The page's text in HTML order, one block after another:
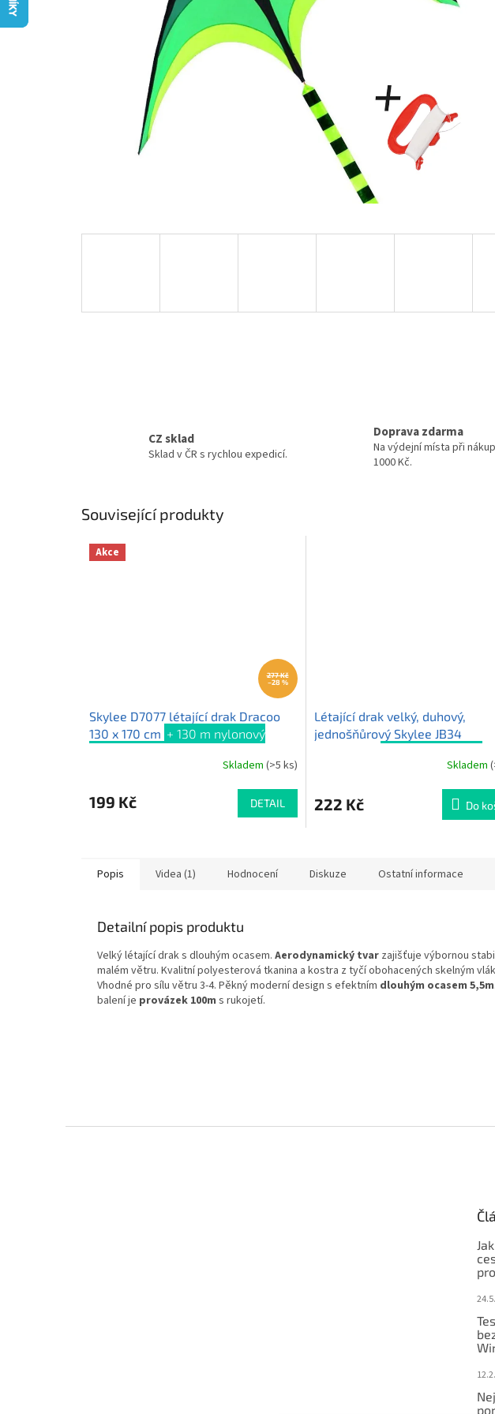
CZ sklad
Sklad v ČR s rychlou expedicí.
Doprava zdarma
Na výdejní místa při
1000 Kč.
Související produkty
Akce
277 Kč
–28 %
Skylee D7077 létající drak Dracoo
130 x 170 cm + 130 m nylonový
produktu
je
hvězdiček.
Skladem (>5 ks)
199 Kč DETAIL
Létající drak velký, duhový,
jednošňůrový Skylee JB34
produktu
je
hvězdiček.
Skladem
222 Kč Do
Popis Videa (1) Hodnocení Diskuze Ostatní informace
Detailní popis produktu
Velký létající drak s dlouhým ocasem. Aerodynamický tvar zajišťuje výbornou
malém větru. Kvalitní polyesterová tkanina a kostra z tyčí obohacených skelným
Vhodné pro sílu větru 3-4. Pěkný moderní design s efektním dlouhým ocasem 5,5m
balení je provázek 100m s rukojetí.